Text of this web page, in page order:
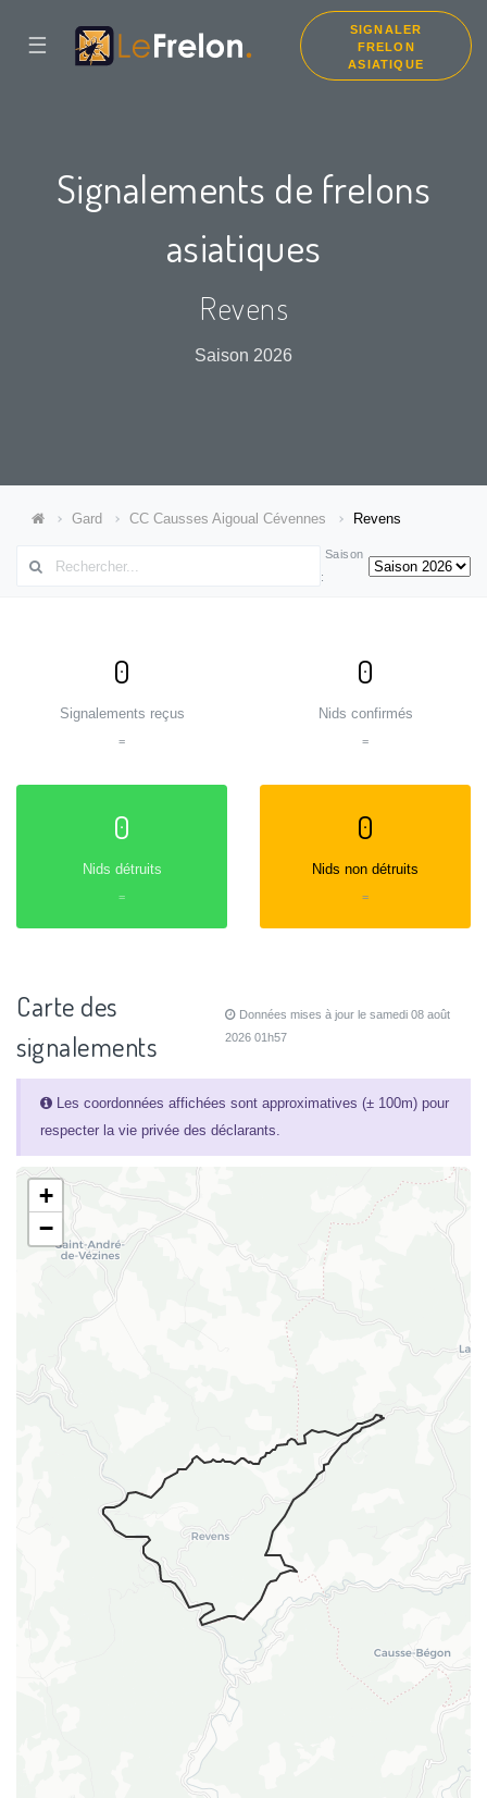
☰
SIGNALER
FRELON
ASIATIQUE
Signalements de frelons
asiatiques
Revens
Saison 2026
Gard CC Causses Aigoual Cévennes Revens
Saison
:
0
Signalements reçus
=
0
Nids confirmés
=
0
Nids détruits
=
0
Nids non détruits
=
Carte des
signalements
Données mises à jour le samedi 08 août
2026 01h57
Les coordonnées affichées sont approximatives (± 100m) pour
respecter la vie privée des déclarants.
+
−